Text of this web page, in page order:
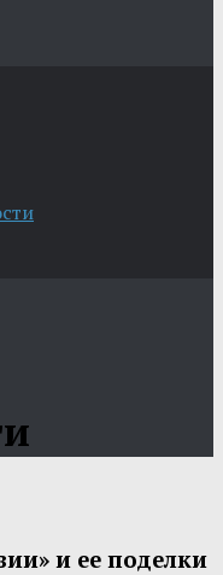
и ее поделки